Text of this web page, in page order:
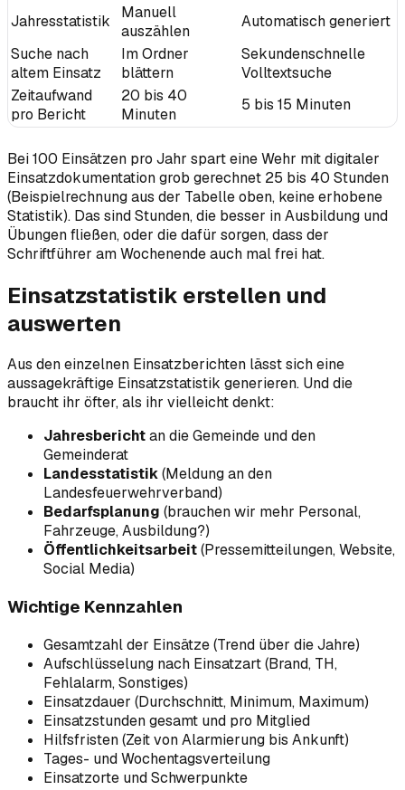
Jahresstatistik
Manuell
auszählen
Automatisch generiert
Suche nach
altem Einsatz
Im Ordner
blättern
Sekundenschnelle
Volltextsuche
Zeitaufwand
pro Bericht
20 bis 40
Minuten
5 bis 15 Minuten
Bei 100 Einsätzen pro Jahr spart eine Wehr mit digitaler
Einsatzdokumentation grob gerechnet 25 bis 40 Stunden
(Beispielrechnung aus der Tabelle oben, keine erhobene
Statistik). Das sind Stunden, die besser in Ausbildung und
Übungen fließen, oder die dafür sorgen, dass der
Schriftführer am Wochenende auch mal frei hat.
Einsatzstatistik erstellen und
auswerten
Aus den einzelnen Einsatzberichten lässt sich eine
aussagekräftige Einsatzstatistik generieren. Und die
braucht ihr öfter, als ihr vielleicht denkt:
Jahresberichtan die Gemeinde und den
Gemeinderat
Landesstatistik(Meldung an den
Landesfeuerwehrverband)
Bedarfsplanung (brauchen wir mehr Personal,
Fahrzeuge, Ausbildung?)
Öffentlichkeitsarbeit(Pressemitteilungen, Website,
Social Media)
Wichtige Kennzahlen
Gesamtzahl der Einsätze (Trend über die Jahre)
Aufschlüsselung nach Einsatzart (Brand, TH,
Fehlalarm, Sonstiges)
Einsatzdauer (Durchschnitt, Minimum, Maximum)
Einsatzstunden gesamt und pro Mitglied
Hilfsfristen (Zeit von Alarmierung bis Ankunft)
Tages- und Wochentagsverteilung
Einsatzorte und Schwerpunkte